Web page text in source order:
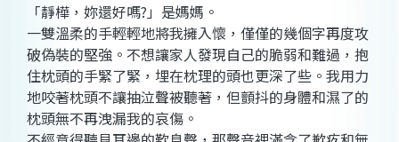
「靜樺，妳還好嗎?」是媽媽。
一雙溫柔的手輕輕地將我擁入懷，僅僅的幾個字再度攻
破偽裝的堅強。不想讓家人發現自己的脆弱和難過，抱
住枕頭的手緊了緊，埋在枕理的頭也更深了些。我用力
地咬著枕頭不讓抽泣聲被聽著，但顫抖的身體和濕了的
枕頭無不再洩漏我的哀傷。